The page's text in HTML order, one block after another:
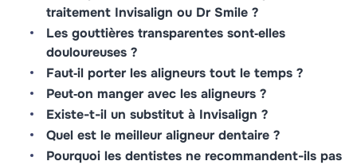
traitement Invisalign ou Dr Smile ?
Les gouttières transparentes sont‑elles
douloureuses ?
Faut‑il porter les aligneurs tout le temps ?
Peut‑on manger avec les aligneurs ?
Existe-t-il un substitut à Invisalign ?
Quel est le meilleur aligneur dentaire ?
Pourquoi les dentistes ne recommandent-ils pas